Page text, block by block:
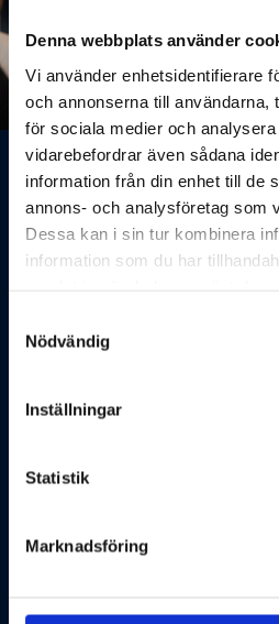
Denna webbplats använder
Vi använder enhetsidentifierare
och annonserna till användarna,
för sociala medier och
vidarebefordrar även sådana
information från din enhet till de
annons- och analysföretag som
Dessa kan i sin tur kombinera
information som du har
Nödvändig
Inställningar
Statistik
Marknadsföring
Outsourcing
Vi hanterar IT-miljöer i Azure,
och anpassar vår förvaltning
tillgänglig, säker och
verksamhetens behov. På så sätt
del av ert företag och ger er
arbete med servrar som går att
molndrift